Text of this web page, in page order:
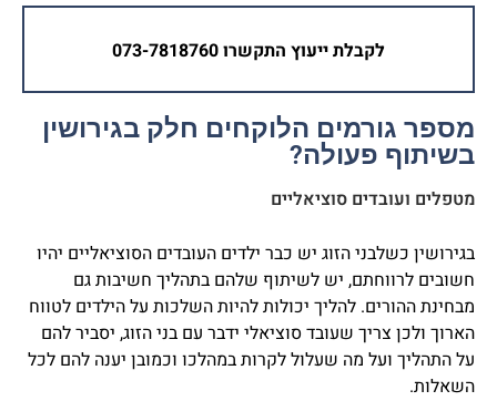
לקבלת ייעוץ התקשרו 073-7818760
מספר גורמים הלוקחים חלק בגירושין
בשיתוף פעולה?
מטפלים ועובדים סוציאליים
בגירושין כשלבני הזוג יש כבר ילדים העובדים הסוציאליים יהיו
חשובים לרווחתם, יש לשיתוף שלהם בתהליך חשיבות גם
מבחינת ההורים. להליך יכולות להיות השלכות על הילדים לטווח
הארוך ולכן צריך שעובד סוציאלי ידבר עם בני הזוג, יסביר להם
על התהליך ועל מה שעלול לקרות במהלכו וכמובן יענה להם לכל
השאלות.